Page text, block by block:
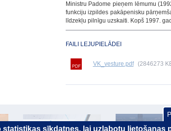
Ministru Padome pieņem lēmumu
funkciju izpildes pakāpenisku
līdzekļu pilnīgu uzskaiti. Kopš 1997.
FAILI LEJUPIELĀDEI
VK_vesture.pdf (2846273
statistikas sīkdatnes, lai uzlabotu lietošanas